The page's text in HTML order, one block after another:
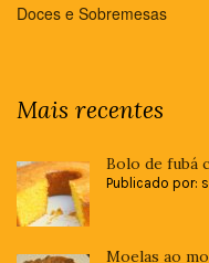
Doces e Sobremesas
Mais recentes
Bolo de fubá
Publicado por:
Moelas ao